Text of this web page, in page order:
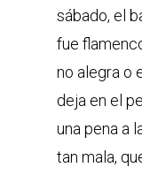
sábado, el
fue
no alegra o
deja en el
una pena a
tan mala,